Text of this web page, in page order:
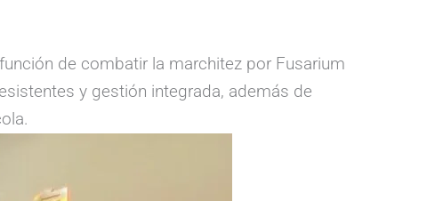
de combatir la marchitez por Fusarium
y gestión integrada, además de